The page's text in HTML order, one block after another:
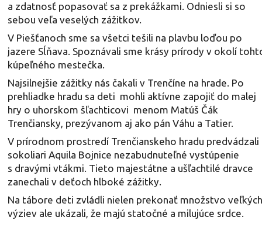
a zdatnosť popasovať sa z prekážkami. Odniesli si so
sebou veľa veselých zážitkov.
V Piešťanoch sme sa všetci tešili na plavbu loďou po
jazere Sĺňava. Spoznávali sme krásy prírody v okolí
kúpeľného mestečka.
Najsilnejšie zážitky nás čakali v Trenčíne na hrade. Po
prehliadke hradu sa deti mohli aktívne zapojiť do malej
hry o uhorskom šľachticovi menom Matúš Čák
Trenčiansky, prezývanom aj ako pán Váhu a Tatier.
V prírodnom prostredí Trenčianskeho hradu predvádzali
sokoliari Aquila Bojnice nezabudnuteľné vystúpenie
s dravými vtákmi. Tieto majestátne a ušľachtilé dravce
zanechali v deťoch hlboké zážitky.
Na tábore deti zvládli nielen prekonať množstvo
výziev ale ukázali, že majú statočné a milujúce srdce.